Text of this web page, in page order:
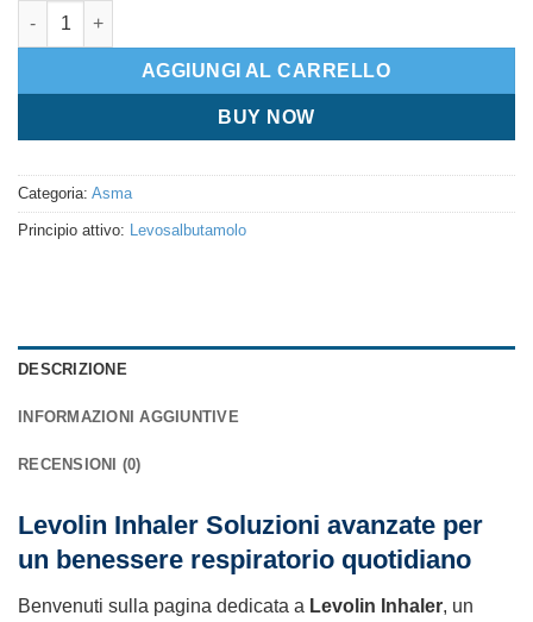
Levolin Inhaler quantità
AGGIUNGI AL CARRELLO
BUY NOW
Categoria: Asma
Principio attivo: Levosalbutamolo
DESCRIZIONE
INFORMAZIONI AGGIUNTIVE
RECENSIONI (0)
Levolin Inhaler Soluzioni avanzate per
un benessere respiratorio quotidiano
Benvenuti sulla pagina dedicata a Levolin Inhaler, un